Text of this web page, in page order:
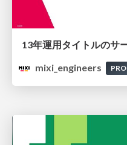
mixi_engineers
PRO